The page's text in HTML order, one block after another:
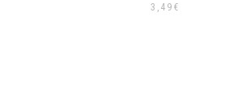
3,49 €